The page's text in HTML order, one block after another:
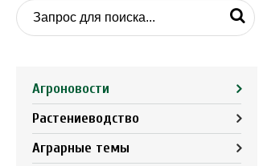
Агроновости
Растениеводство
Аграрные темы